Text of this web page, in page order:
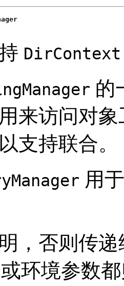
DirContext
的
来访问对
支持联合。
用
，否则传
或环境参数